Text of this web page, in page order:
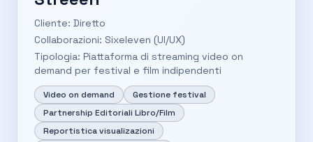
Cliente: Diretto
Collaborazioni: Sixeleven (UI/UX)
Tipologia: Piattaforma di streaming video on
demand per festival e film indipendenti
Video on demand
Gestione festival
Partnership Editoriali Libro/Film
Reportistica visualizazioni